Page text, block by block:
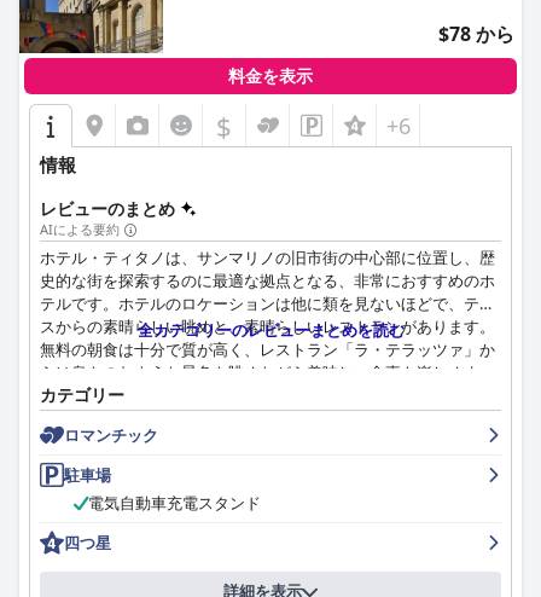
$78 から
料金を表示
$ +6
情報
レビューのまとめ
AIによる要約
ホテル・ティタノは、サンマリノの旧市街の中心部に位置し、歴
史的な街を探索するのに最適な拠点となる、非常におすすめのホ
テルです。ホテルのロケーションは他に類を見ないほどで、テラ
スからの素晴らしい眺めと、素晴らしいレストランがあります。
無料の朝食は十分で質が高く、レストラン「ラ・テラッツァ」か
らは息をのむような景色を眺めながら美味しい食事を楽しめま
す。客室は暖かく快適で清潔で、素晴らしい景色を望める部屋や
床暖房付きの部屋もあります。スタッフはプロフェッショナル
で、礼儀正しく、気配りがあり、荷物の運搬や車の駐車などの作
業を支援するなど、素晴らしいホスピタリティを提供していま
す。ホテルでは少額の追加料金で専用駐車場を利用でき、ホテル
までのシャトルサービス（ゴルフカート付き）を提供していま
す。レビューの中には、通常の4つ星ホテルにあるはずの基本的
なアメニティが不足しているという意見もありましたが、ホテル
を素晴らしいと感じ、他の旅行者におすすめする人もいました。
全カテゴリーのレビューまとめを読む
カテゴリー
ロマンチック
駐車場
電気自動車充電スタンド
四つ星
詳細を表示